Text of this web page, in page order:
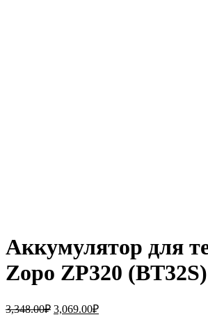
Аккумулятор для
Zopo ZP320 (BT32S)
3,348.00₽ Первоначальная
3,069.00₽Текущая